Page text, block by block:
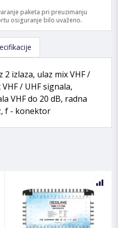
paketa pri preuzimanju
osiguranje bilo uvaženo.
izlaza, ulaz mix VHF /
/ UHF signala,
VHF do 20 dB, radna
f - konektor